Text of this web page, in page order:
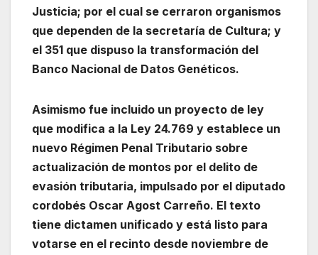
Justicia; por el cual se cerraron organismos
que dependen de la secretaría de Cultura; y
el 351 que dispuso la transformación del
Banco Nacional de Datos Genéticos.
Asimismo fue incluido un proyecto de ley
que modifica a la Ley 24.769 y establece un
nuevo Régimen Penal Tributario sobre
actualización de montos por el delito de
evasión tributaria, impulsado por el diputado
cordobés Oscar Agost Carreño. El texto
tiene dictamen unificado y está listo para
votarse en el recinto desde noviembre de